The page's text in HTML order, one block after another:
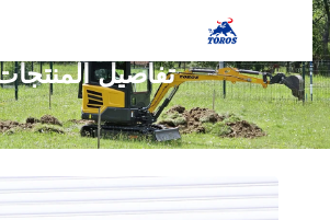
تفاصيل المنتجات